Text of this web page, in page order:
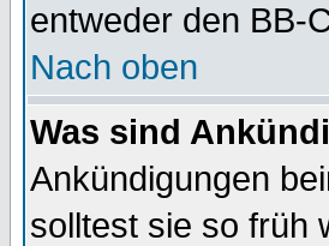
entweder den BB-
Nach oben
Was sind
Ankündigungen
solltest sie so früh